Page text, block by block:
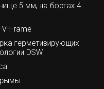
5 мм, на бортах 4
Frame
герметизирующих
DSW